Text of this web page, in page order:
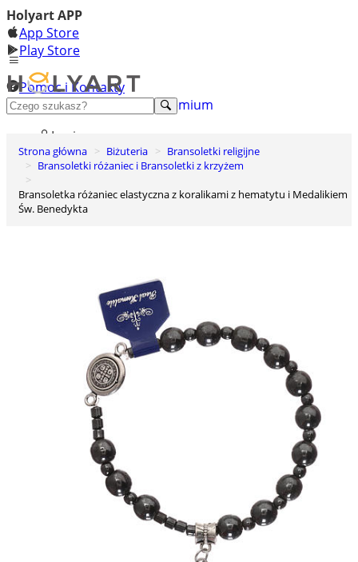
Holyart APP
App Store
Play Store
Pomoc i Kontakty
+48 222 922 860
Odkryj premium
Login
Lista życzeń
Koszyk
Strona główna Biżuteria
Bransoletki religijne
Bransoletki różaniec i Bransoletki z krzyżem
Bransoletka różaniec elastyczna z koralikami z hematytu i Medalikiem
Św. Benedykta